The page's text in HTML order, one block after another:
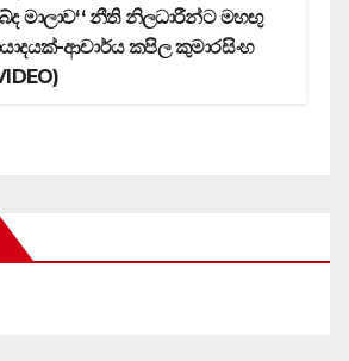
මාලාව‘‘ නීති නිලධාරීන්ට මහඟු
ආචාර්ය කපිල කුමාරසිංහ